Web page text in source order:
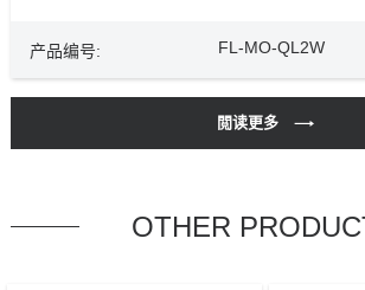
产品编号: FL-MO-QL2W
閲读更多
OTHER